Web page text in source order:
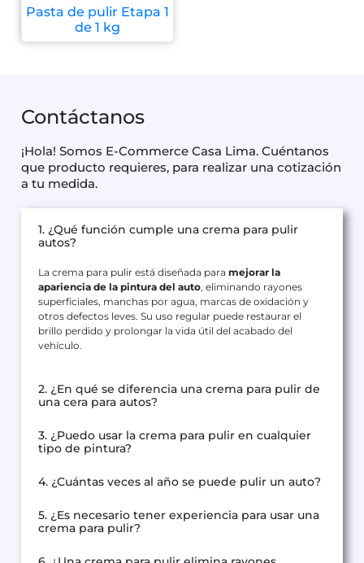
Pasta de pulir Etapa 1
de 1 kg
Contáctanos
¡Hola! Somos E-Commerce Casa Lima. Cuéntanos
que producto requieres, para realizar una cotización
a tu medida.
1. ¿Qué función cumple una crema para pulir
autos?
La crema para pulir está diseñada para mejorar la
apariencia de la pintura del auto, eliminando rayones
superficiales, manchas por agua, marcas de oxidación y
otros defectos leves. Su uso regular puede restaurar el
brillo perdido y prolongar la vida útil del acabado del
vehículo.
2. ¿En qué se diferencia una crema para pulir de
una cera para autos?
3. ¿Puedo usar la crema para pulir en cualquier
tipo de pintura?
4. ¿Cuántas veces al año se puede pulir un auto?
5. ¿Es necesario tener experiencia para usar una
crema para pulir?